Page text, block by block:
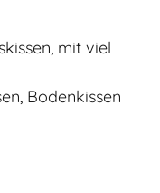
mit viel
Bodenkissen